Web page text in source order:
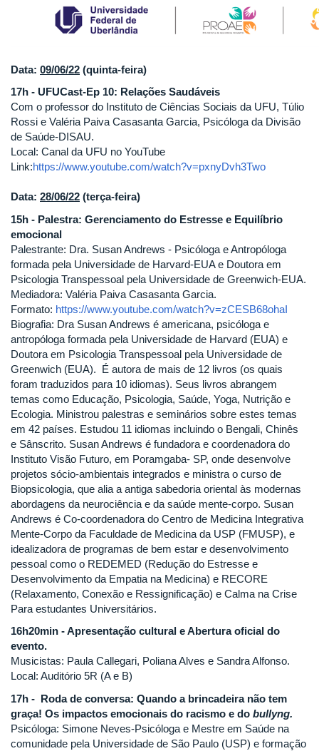
Data: 09/06/22 (quinta-feira)
17h - UFUCast-Ep 10: Relações Saudáveis
Com o professor do Instituto de Ciências Sociais da UFU, Túlio
Rossi e Valéria Paiva Casasanta Garcia, Psicóloga da Divisão
de Saúde-DISAU.
Local: Canal da UFU no YouTube
Link:https://www.youtube.com/watch?v=pxnyDvh3Two
Data: 28/06/22 (terça-feira)
15h - Palestra: Gerenciamento do Estresse e Equilíbrio
emocional
Palestrante: Dra. Susan Andrews - Psicóloga e Antropóloga
formada pela Universidade de Harvard-EUA e Doutora em
Psicologia Transpessoal pela Universidade de Greenwich-EUA.
Mediadora: Valéria Paiva Casasanta Garcia.
Formato: https://www.youtube.com/watch?v=zCESB68ohaI
Biografia: Dra Susan Andrews é americana, psicóloga e
antropóloga formada pela Universidade de Harvard (EUA) e
Doutora em Psicologia Transpessoal pela Universidade de
Greenwich (EUA). É autora de mais de 12 livros (os quais
foram traduzidos para 10 idiomas). Seus livros abrangem
temas como Educação, Psicologia, Saúde, Yoga, Nutrição e
Ecologia. Ministrou palestras e seminários sobre estes temas
em 42 países. Estudou 11 idiomas incluindo o Bengali, Chinês
e Sânscrito. Susan Andrews é fundadora e coordenadora do
Instituto Visão Futuro, em Poramgaba- SP, onde desenvolve
projetos sócio-ambientais integrados e ministra o curso de
Biopsicologia, que alia a antiga sabedoria oriental às modernas
abordagens da neurociência e da saúde mente-corpo. Susan
Andrews é Co-coordenadora do Centro de Medicina Integrativa
Mente-Corpo da Faculdade de Medicina da USP (FMUSP), e
idealizadora de programas de bem estar e desenvolvimento
pessoal como o REDEMED (Redução do Estresse e
Desenvolvimento da Empatia na Medicina) e RECORE
(Relaxamento, Conexão e Ressignificação) e Calma na Crise
Para estudantes Universitários.
16h20min - Apresentação cultural e Abertura oficial do
evento.
Musicistas: Paula Callegari, Poliana Alves e Sandra Alfonso.
Local: Auditório 5R (A e B)
17h - Roda de conversa: Quando a brincadeira não tem
graça! Os impactos emocionais do racismo e do bullyng.
Psicóloga: Simone Neves-Psicóloga e Mestre em Saúde na
comunidade pela Universidade de São Paulo (USP) e formação